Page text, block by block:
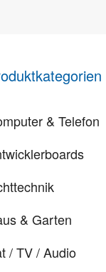
& Telefon
& Garten
/ TV / Audio